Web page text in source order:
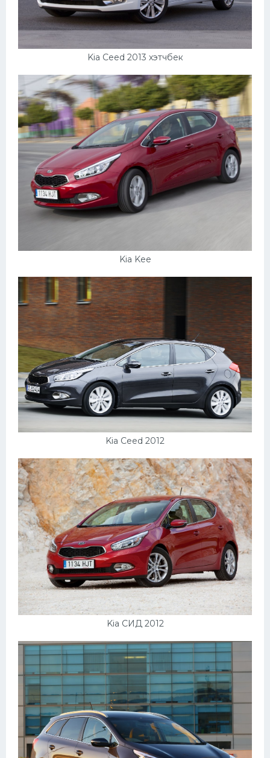
Kia Ceed 2013 хэтчбек
Kia Kee
Kia Ceed 2012
Kia СИД 2012
МАЗ
Сузуки
Фольксваген
Лексус
Дэу
Скания
Форд
Черри
Джили
Кавасаки
Инфинити
ЛУАЗ
Фиат
Ситроен
Субару
Опель
Подводные лодки
Танки
Крайслер
Порше
Самолеты
Корабли
Комплектующие
Тойота
Шкода
Вертолеты
Мазда
Самокаты
Велосипеды
Рено